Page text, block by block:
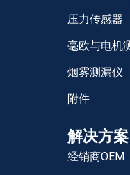
压力传感器
毫欧与电机
烟雾测漏仪
附件
解决方案
经销商OEM